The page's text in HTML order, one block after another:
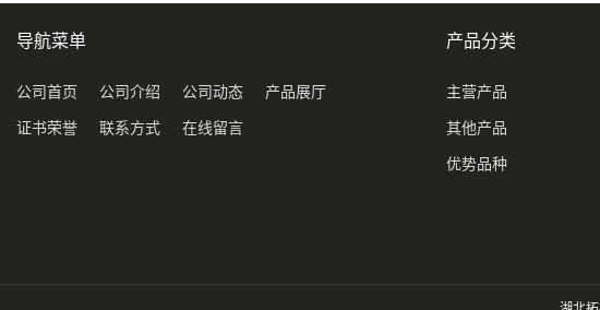
导航菜单
公司首页 公司介绍 公司动态 产品展厅
证书荣誉 联系方式 在线留言
产品分类
主营产品
其他产品
优势品种